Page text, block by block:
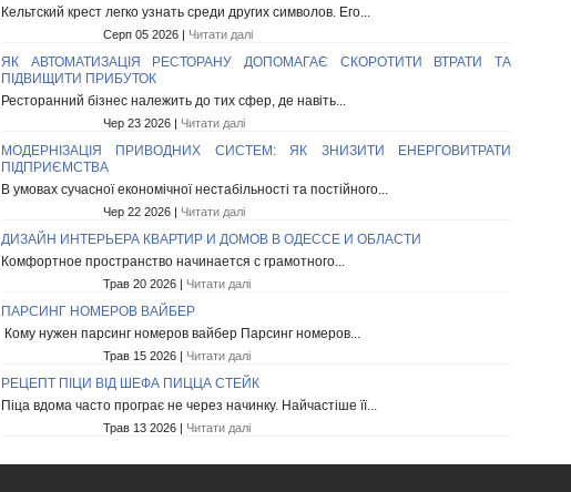
Кельтский крест легко узнать среди других символов. Его...
Серп 05 2026 | Читати далі
ЯК АВТОМАТИЗАЦІЯ РЕСТОРАНУ ДОПОМАГАЄ СКОРОТИТИ ВТРАТИ ТА
ПІДВИЩИТИ ПРИБУТОК
Ресторанний бізнес належить до тих сфер, де навіть...
Чер 23 2026 | Читати далі
МОДЕРНІЗАЦІЯ ПРИВОДНИХ СИСТЕМ: ЯК ЗНИЗИТИ ЕНЕРГОВИТРАТИ
ПІДПРИЄМСТВА
В умовах сучасної економічної нестабільності та постійного...
Чер 22 2026 | Читати далі
ДИЗАЙН ИНТЕРЬЕРА КВАРТИР И ДОМОВ В ОДЕССЕ И ОБЛАСТИ
Комфортное пространство начинается с грамотного...
Трав 20 2026 | Читати далі
ПАРСИНГ НОМЕРОВ ВАЙБЕР
Кому нужен парсинг номеров вайбер Парсинг номеров...
Трав 15 2026 | Читати далі
РЕЦЕПТ ПІЦИ ВІД ШЕФА ПИЦЦА СТЕЙК
Піца вдома часто програє не через начинку. Найчастіше її...
Трав 13 2026 | Читати далі